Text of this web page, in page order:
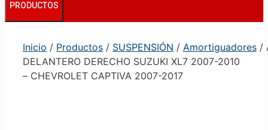
PRODUCTOS
Inicio / Productos / SUSPENSIÓN / Amortiguadores /
DELANTERO DERECHO SUZUKI XL7 2007-2010
– CHEVROLET CAPTIVA 2007-2017